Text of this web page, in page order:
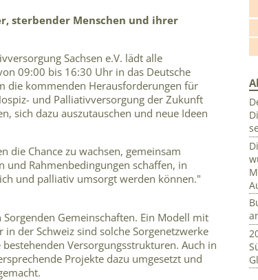
sterbender Menschen und ihrer
Sachsen e.V. lädt alle
09:00 bis 16:30 Uhr in das Deutsche
die kommenden Herausforderungen für
und Palliativversorgung der Zukunft
sich dazu auszutauschen und neue Ideen
die Chance zu wachsen, gemeinsam
und Rahmenbedingungen schaffen, in
und palliativ umsorgt werden können."
Gemeinschaften. Ein Modell mit
der Schweiz sind solche Sorgenetzwerke
Versorgungsstrukturen. Auch in
Projekte dazu umgesetzt und